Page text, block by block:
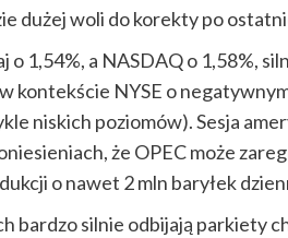
dużej woli do korekty po
o 1,54%, a NASDAQ o 1,58%,
kontekście NYSE o
niskich poziomów). Sesja
że OPEC może
o nawet 2 mln baryłek
bardzo silnie odbijają parkiety